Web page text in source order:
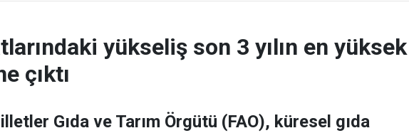
yükseliş son 3 yılın en yüksek
çıktı
Gıda ve Tarım Örgütü (FAO), küresel gıda